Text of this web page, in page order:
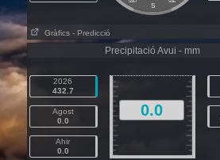
S
Gràfics - Predicció
Precipitació Avui - mm
2026
432.7
Agost
0.0
Ahir
0.0
0.0